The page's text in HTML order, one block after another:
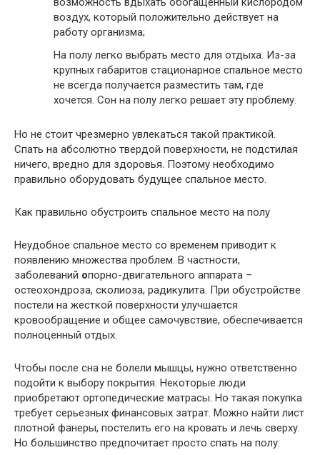
воздух, который положительно действует на
работу организма;
На полу легко выбрать место для отдыха. Из-за
крупных габаритов стационарное спальное место
не всегда получается разместить там, где
хочется. Сон на полу легко решает эту проблему.
Но не стоит чрезмерно увлекаться такой практикой.
Спать на абсолютно твердой поверхности, не подстилая
ничего, вредно для здоровья. Поэтому необходимо
правильно оборудовать будущее спальное место.
Как правильно обустроить спальное место на полу
Неудобное спальное место со временем приводит к
появлению множества проблем. В частности,
заболеваний опорно-двигательного аппарата –
остеохондроза, сколиоза, радикулита. При обустройстве
постели на жесткой поверхности улучшается
кровообращение и общее самочувствие, обеспечивается
полноценный отдых.
Чтобы после сна не болели мышцы, нужно ответственно
подойти к выбору покрытия. Некоторые люди
приобретают ортопедические матрасы. Но такая покупка
требует серьезных финансовых затрат. Можно найти лист
плотной фанеры, постелить его на кровать и лечь сверху.
Но большинство предпочитает просто спать на полу.